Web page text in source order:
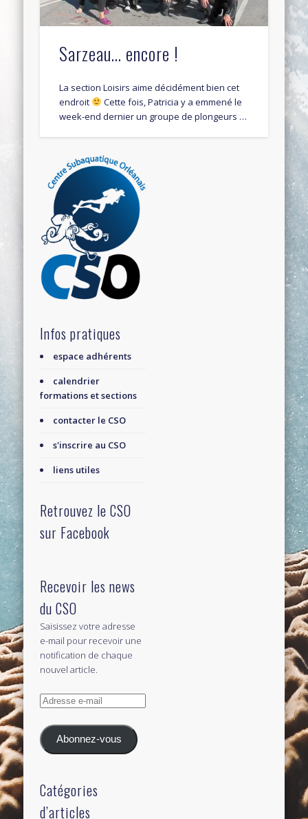
Sarzeau… encore !
La section Loisirs aime décidément bien cet
endroit
Cette fois, Patricia y a emmené le
week-end dernier un groupe de plongeurs …
Infos pratiques
espace adhérents
calendrier
formations et sections
contacter le CSO
s'inscrire au CSO
liens utiles
Retrouvez le CSO
sur Facebook
Recevoir les news
du CSO
Saisissez votre adresse
e-mail pour recevoir une
notification de chaque
nouvel article.
Adresse
mail
Abonnez-vous
Catégories
d’articles